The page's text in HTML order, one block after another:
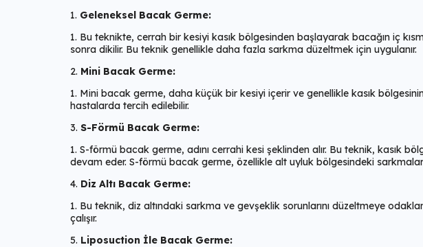
Geleneksel Bacak Germe:
Bu teknikte, cerrah bir kesiyi kasık bölgesinden başlayarak bacağın iç
sonra dikilir. Bu teknik genellikle daha fazla sarkma düzeltmek için uygulanır.
Mini Bacak Germe:
Mini bacak germe, daha küçük bir kesiyi içerir ve genellikle kasık
hastalarda tercih edilebilir.
S-Förmü Bacak Germe:
S-förmü bacak germe, adını cerrahi kesi şeklinden alır. Bu teknik, kasık
devam eder. S-förmü bacak germe, özellikle alt uyluk bölgesindeki
Diz Altı Bacak Germe:
Bu teknik, diz altındaki sarkma ve gevşeklik sorunlarını düzeltmeye
çalışır.
Liposuction İle Bacak Germe: